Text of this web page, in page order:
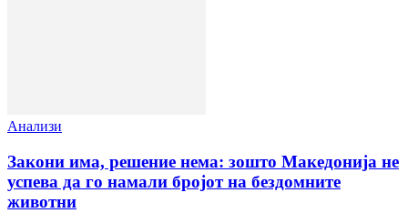
Анализи
Закони има, решение нема: зошто Македонија не
успева да го намали бројот на бездомните
животни